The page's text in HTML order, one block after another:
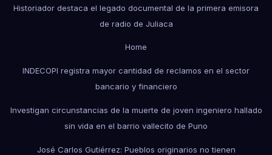
Historiador destaca el legado documental de la primera emisora
de radio de Juliaca
Home
INDECOPI registra mayor cantidad de reclamos en el sector
bancario y financiero
Investigan circunstancias de la muerte de joven ingeniero hallado
sin vida en el barrio vallecito de Puno
José Carlos Gutiérrez: Pueblos originarios no tienen